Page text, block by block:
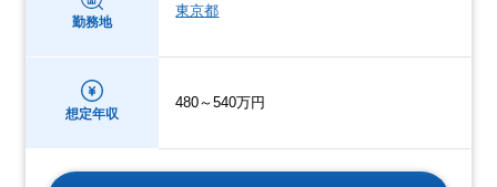
勤務地
東京都
想定年収
480～540万円